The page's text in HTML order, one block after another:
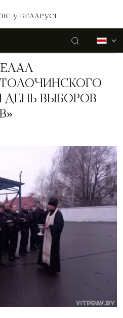
У БЕЛАРУСІ
ДЕНЬ ВЫБОРОВ